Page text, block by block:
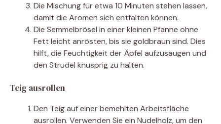
Die Mischung für etwa 10 Minuten stehen lassen,
damit die Aromen sich entfalten können.
Die Semmelbrösel in einer kleinen Pfanne ohne
Fett leicht anrösten, bis sie goldbraun sind. Dies
hilft, die Feuchtigkeit der Äpfel aufzusaugen und
den Strudel knusprig zu halten.
Teig ausrollen
Den Teig auf einer bemehlten Arbeitsfläche
ausrollen. Verwenden Sie ein Nudelholz, um den